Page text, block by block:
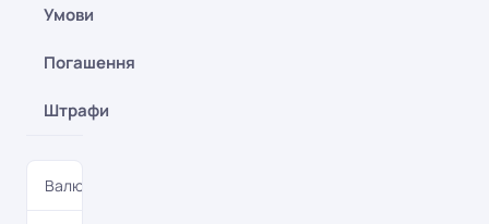
Умови
Погашення
Штрафи
Валюта